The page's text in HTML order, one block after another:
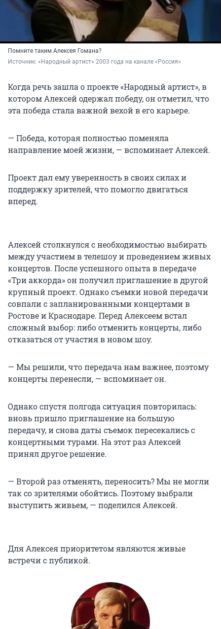
Помните таким Алексея Гомана?
Источник: «Народный артист» 2003 года на канале «Россия»
Когда речь зашла о проекте «Народный артист», в
котором Алексей одержал победу, он отметил, что
эта победа стала важной вехой в его карьере.
— Победа, которая полностью поменяла
направление моей жизни, — вспоминает Алексей.
Проект дал ему уверенность в своих силах и
поддержку зрителей, что помогло двигаться
вперед.
Алексей столкнулся с необходимостью выбирать
между участием в телешоу и проведением живых
концертов. После успешного опыта в передаче
«Три аккорда» он получил приглашение в другой
крупный проект. Однако съемки новой передачи
совпали с запланированными концертами в
Ростове и Краснодаре. Перед Алексеем встал
сложный выбор: либо отменить концерты, либо
отказаться от участия в новом шоу.
— Мы решили, что передача нам важнее, поэтому
концерты перенесли, — вспоминает он.
Однако спустя полгода ситуация повторилась:
вновь пришло приглашение на большую
передачу, и снова даты съемок пересекались с
концертными турами. На этот раз Алексей
принял другое решение.
— Второй раз отменять, переносить? Мы не могли
так со зрителями обойтись. Поэтому выбрали
выступить живьем, — поделился Алексей.
Для Алексея приоритетом являются живые
встречи с публикой.